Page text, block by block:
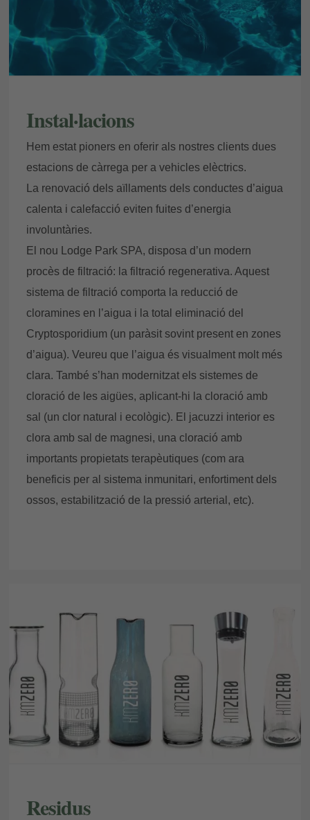
Introdueix el número de localitzador i l'e-
mail per consultar la teva reserva i poder
Localitzador
E-mail
Accedir
Instal·lacions
Hem estat pioners en oferir als nostres clients dues
estacions de càrrega per a vehicles elèctrics.
La renovació dels aïllaments dels conductes d’aigua
calenta i calefacció eviten fuites d’energia
involuntàries.
El nou Lodge Park SPA, disposa d’un modern
procès de filtració: la filtració regenerativa. Aquest
sistema de filtració comporta la reducció de
cloramines en l’aigua i la total eliminació del
Cryptosporidium (un paràsit sovint present en zones
d’aigua). Veureu que l’aigua és visualment molt més
clara. També s’han modernitzat els sistemes de
cloració de les aigües, aplicant-hi la cloració amb
sal (un clor natural i ecològic). El jacuzzi interior es
clora amb sal de magnesi, una cloració amb
importants propietats terapèutiques (com ara
beneficis per al sistema inmunitari, enfortiment dels
ossos, estabilització de la pressió arterial, etc).
Residus